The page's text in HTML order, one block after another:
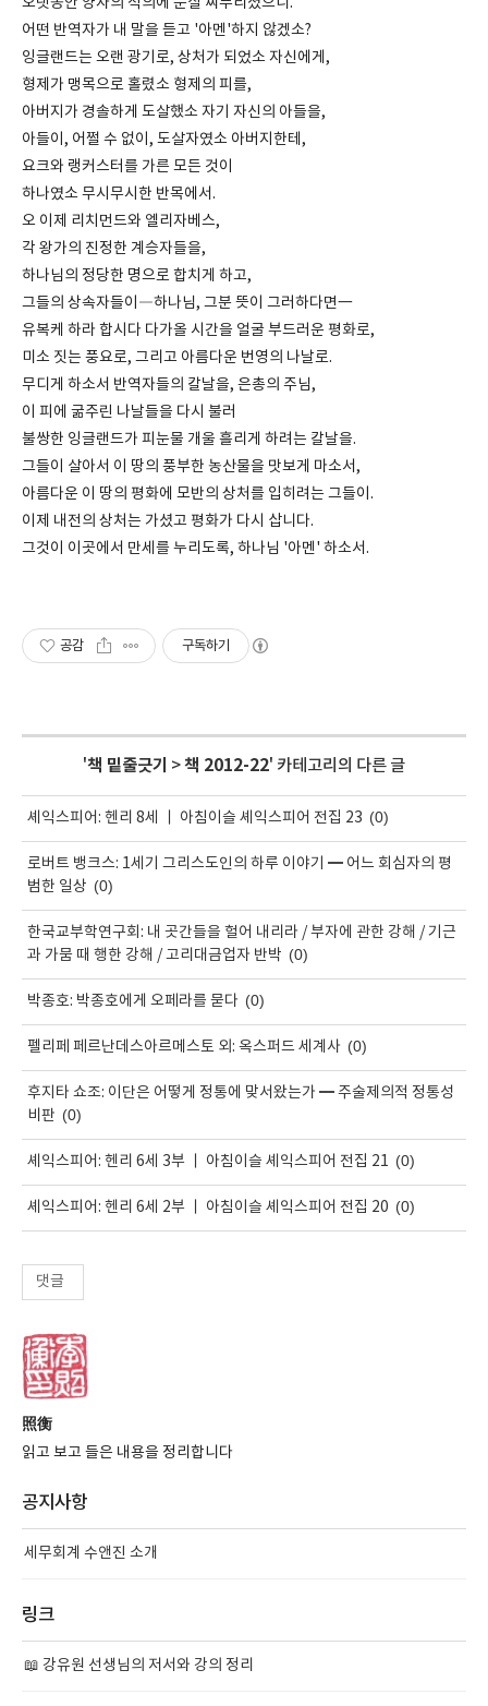
어떤 반역자가 내 말을 듣고 '아멘'하지 않겠소?
잉글랜드는 오랜 광기로, 상처가 되었소 자신에게,
형제가 맹목으로 홀렸소 형제의 피를,
아버지가 경솔하게 도살했소 자기 자신의 아들을,
아들이, 어쩔 수 없이, 도살자였소 아버지한테,
요크와 랭커스터를 가른 모든 것이
하나였소 무시무시한 반목에서.
오 이제 리치먼드와 엘리자베스,
각 왕가의 진정한 계승자들을,
하나님의 정당한 명으로 합치게 하고,
그들의 상속자들이―하나님, 그분 뜻이 그러하다면一
유복케 하라 합시다 다가올 시간을 얼굴 부드러운 평화로,
미소 짓는 풍요로, 그리고 아름다운 번영의 나날로.
무디게 하소서 반역자들의 칼날을, 은총의 주님,
이 피에 굶주린 나날들을 다시 불러
불쌍한 잉글랜드가 피눈물 개울 흘리게 하려는 칼날을.
그들이 살아서 이 땅의 풍부한 농산물을 맛보게 마소서,
아름다운 이 땅의 평화에 모반의 상처를 입히려는 그들이.
이제 내전의 상처는 가셨고 평화가 다시 삽니다.
그것이 이곳에서 만세를 누리도록, 하나님 '아멘' 하소서.
공감 구독하기
'책 밑줄긋기 >책 2012-22' 카테고리의 다른 글
셰익스피어: 헨리 8세 ㅣ 아침이슬 셰익스피어 전집 23 (0)
로버트 뱅크스: 1세기 그리스도인의 하루 이야기 ━ 어느 회심자의 평
범한 일상 (0)
한국교부학연구회: 내 곳간들을 헐어 내리라 / 부자에 관한 강해 / 기근
과 가뭄 때 행한 강해 / 고리대금업자 반박 (0)
박종호: 박종호에게 오페라를 묻다 (0)
펠리페 페르난데스아르메스토 외: 옥스퍼드 세계사 (0)
후지타 쇼조: 이단은 어떻게 정통에 맞서왔는가 ━ 주술제의적 정통성
비판 (0)
셰익스피어: 헨리 6세 3부 ㅣ 아침이슬 셰익스피어 전집 21 (0)
셰익스피어: 헨리 6세 2부 ㅣ 아침이슬 셰익스피어 전집 20 (0)
댓글
照衡
읽고 보고 들은 내용을 정리합니다
공지사항
세무회계 수앤진 소개
링크
📖 강유원 선생님의 저서와 강의 정리